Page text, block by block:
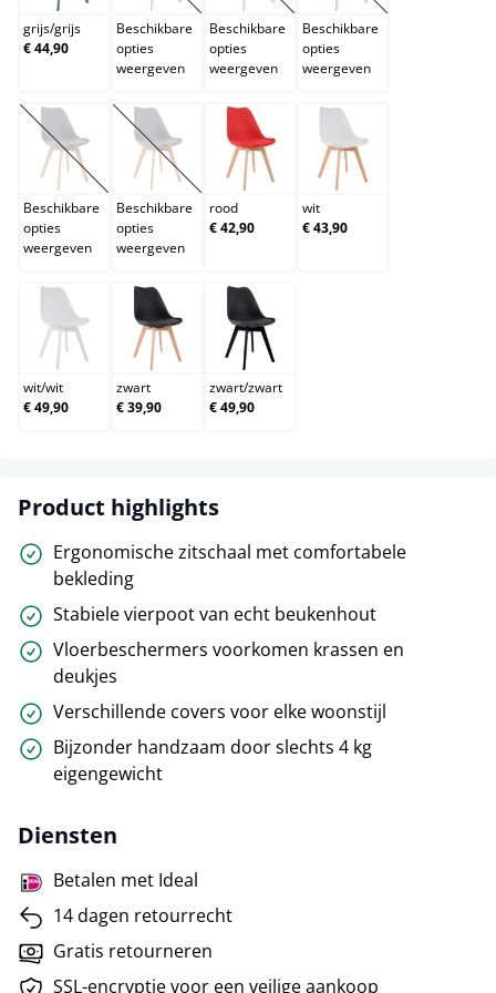
grijs/grijs
€ 44,90
Beschikbare
opties
weergeven
Beschikbare
opties
weergeven
Beschikbare
opties
weergeven
oranje
(Deze optie is momenteel niet beschikbaar.)
Beschikbare
opties
weergeven
purper
(Deze optie is momenteel niet beschikbaar.)
Beschikbare
opties
weergeven
rood
rood
€ 42,90
wit
wit
€ 43,90
wit/wit
wit/wit
€ 49,90
zwart
zwart
€ 39,90
zwart/zwart
zwart/zwart
€ 49,90
Product highlights
Ergonomische zitschaal met comfortabele
bekleding
Stabiele vierpoot van echt beukenhout
Vloerbeschermers voorkomen krassen en
deukjes
Verschillende covers voor elke woonstijl
Bijzonder handzaam door slechts 4 kg
eigengewicht
Diensten
Betalen met Ideal
14 dagen retourrecht
Gratis retourneren
SSL-encryptie voor een veilige aankoop